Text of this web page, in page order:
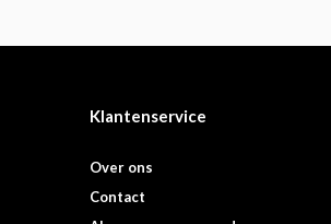
Klantenservice
Over ons
Contact